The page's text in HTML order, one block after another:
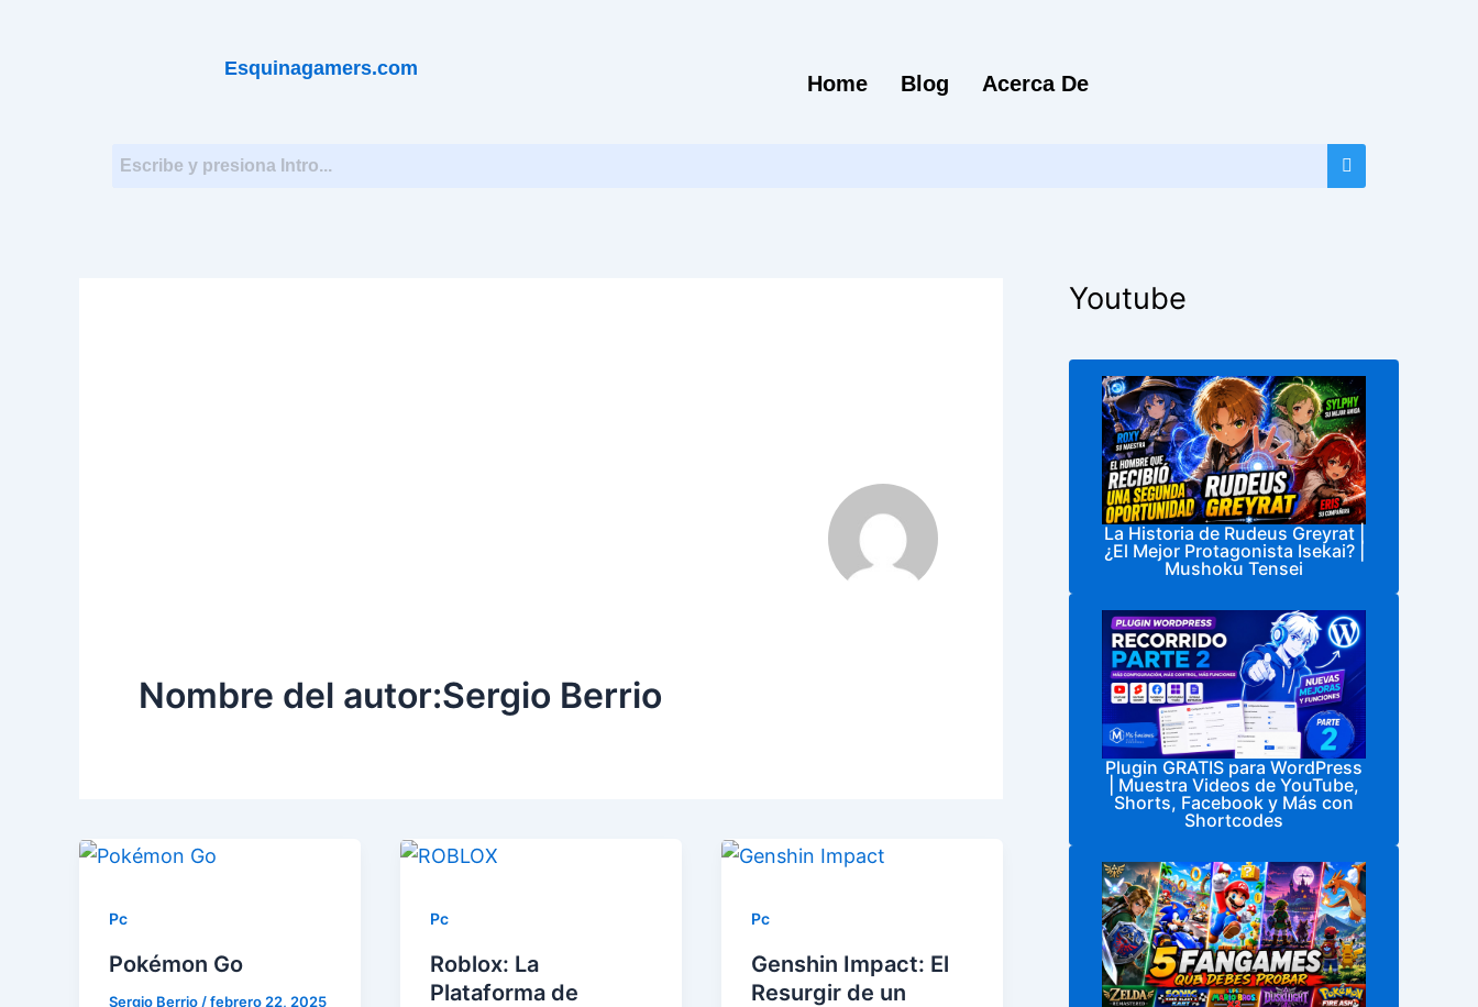
Esquinagamers.com
Home Blog Acerca De
Nombre del autor:Sergio Berrio
Pc
Pokémon Go
Sergio Berrio /febrero 22, 2025
Pc
Roblox: La
Plataforma de
Pc
Genshin Impact: El
Resurgir de un
Youtube
La Historia de Rudeus Greyrat |
¿El Mejor Protagonista Isekai? |
Mushoku Tensei
Plugin GRATIS para WordPress
| Muestra Videos de YouTube,
Shorts, Facebook y Más con
Shortcodes